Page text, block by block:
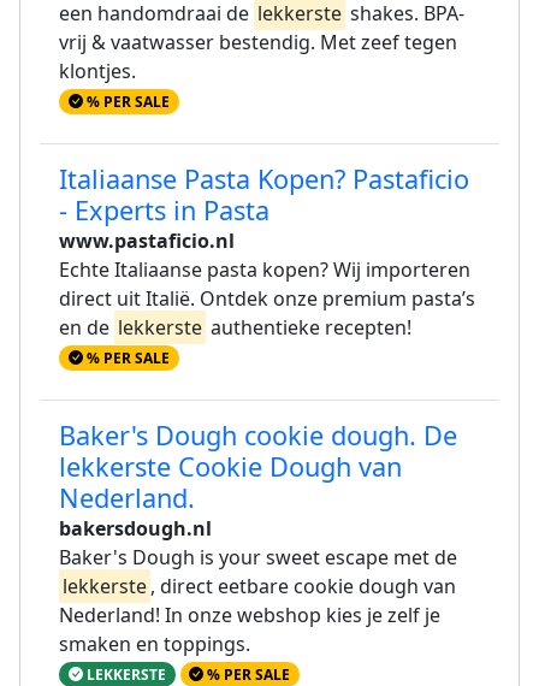
een handomdraai de lekkerste shakes. BPA-
vrij & vaatwasser bestendig. Met zeef tegen
klontjes.
% PER SALE
Italiaanse Pasta Kopen? Pastaficio
- Experts in Pasta
www.pastaficio.nl
Echte Italiaanse pasta kopen? Wij importeren
direct uit Italië. Ontdek onze premium pasta’s
en de lekkerste authentieke recepten!
% PER SALE
Baker's Dough cookie dough. De
lekkerste Cookie Dough van
Nederland.
bakersdough.nl
Baker's Dough is your sweet escape met de
lekkerste, direct eetbare cookie dough van
Nederland! In onze webshop kies je zelf je
smaken en toppings.
LEKKERSTE % PER SALE